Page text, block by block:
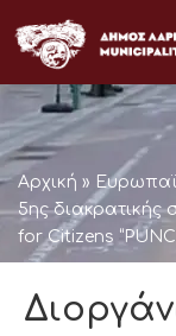
στο
περιεχόμενο
Αρχική »
5ης
for Citizens